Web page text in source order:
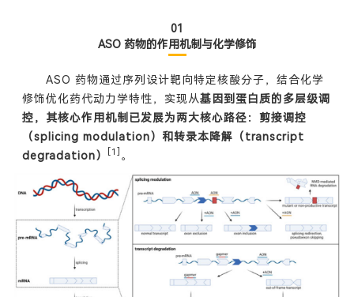
01
ASO 药物的作用机制与化学修饰
ASO 药物通过序列设计靶向特定核酸分子，结合化学
修饰优化药代动力学特性，实现从基因到蛋白质的多层级调
控，其核心作用机制已发展为两大核心路径：剪接调控
（splicing modulation）和转录本降解（transcript
degradation）
[1] 。